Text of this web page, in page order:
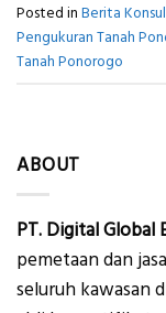
Posted in Berita
Pengukuran Tanah
Tanah Ponorogo
ABOUT
PT. Digital Global
pemetaan dan
seluruh kawasan